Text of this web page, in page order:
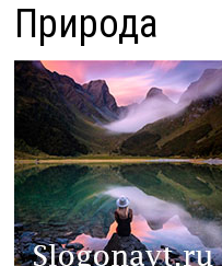
Природа